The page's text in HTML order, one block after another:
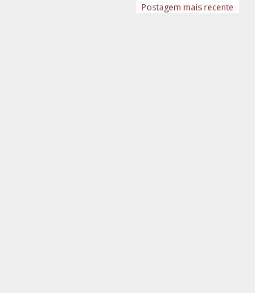
Postagem mais recente